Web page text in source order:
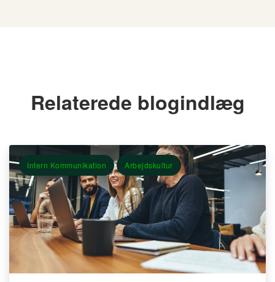
Relaterede blogindlæg
Intern Kommunikation Arbejdskultur